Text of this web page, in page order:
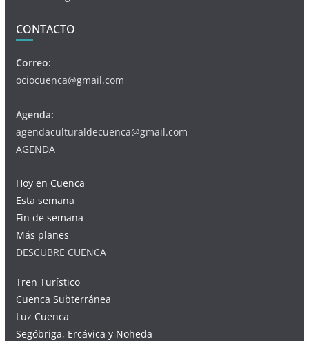
CONTACTO
Correo:
ociocuenca@gmail.com
Agenda:
agendaculturaldecuenca@gmail.com
AGENDA
Hoy en Cuenca
Esta semana
Fin de semana
Más planes
DESCUBRE CUENCA
Tren Turístico
Cuenca Subterránea
Luz Cuenca
Segóbriga, Ercávica y Noheda